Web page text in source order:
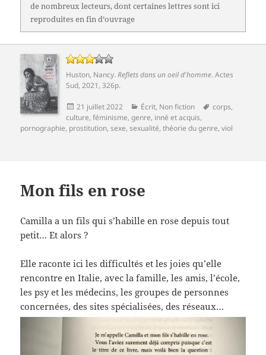
de nombreux lecteurs, dont certaines lettres sont ici
reproduites en fin d’ouvrage
Huston, Nancy.Reflets dans un oeil d'homme.Actes
Sud, 2021, 326p.
Publié
le
21 juillet 2022 Catégories
Écrit, Non fiction
Mots-
corps,
culture, féminisme, genre, inné et acquis,
pornographie, prostitution,sexe,sexualité,théorie du genre,viol
Mon fils en rose
Camilla a un fils qui s’habille en rose depuis tout
petit… Et alors ?
Elle raconte ici les difficultés et les joies qu’elle
rencontre en Italie, avec la famille, les amis, l’école,
les psy et les médecins, les groupes de personnes
concernées, des sites spécialisées, des réseaux…